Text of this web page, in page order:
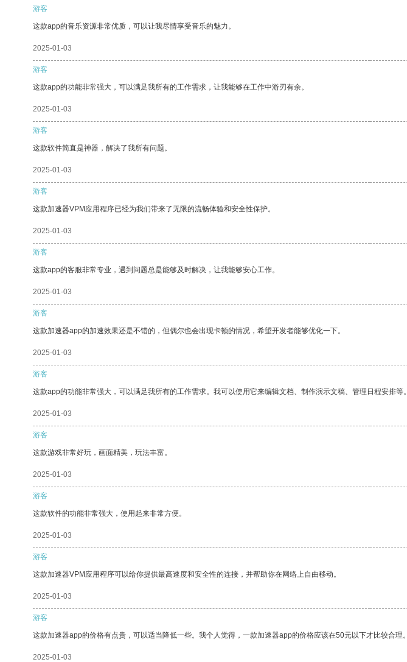
游客
这款app的音乐资源非常优质，可以让我尽情享受音乐的魅力。
2025-01-03
游客
这款app的功能非常强大，可以满足我所有的工作需求，让我能够在工作中游刃有余。
2025-01-03
游客
这款软件简直是神器，解决了我所有问题。
2025-01-03
游客
这款加速器VPM应用程序已经为我们带来了无限的流畅体验和安全性保护。
2025-01-03
游客
这款app的客服非常专业，遇到问题总是能够及时解决，让我能够安心工作。
2025-01-03
游客
这款加速器app的加速效果还是不错的，但偶尔也会出现卡顿的情况，希望开发者能够优化一下。
2025-01-03
游客
这款app的功能非常强大，可以满足我所有的工作需求。我可以使用它来编辑文档、制作演示文稿、管理日程安排等。
2025-01-03
游客
这款游戏非常好玩，画面精美，玩法丰富。
2025-01-03
游客
这款软件的功能非常强大，使用起来非常方便。
2025-01-03
游客
这款加速器VPM应用程序可以给你提供最高速度和安全性的连接，并帮助你在网络上自由移动。
2025-01-03
游客
这款加速器app的价格有点贵，可以适当降低一些。我个人觉得，一款加速器app的价格应该在50元以下才比较合理。
2025-01-03